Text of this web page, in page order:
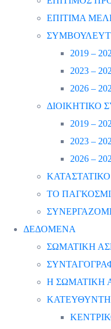
ΕΠΙΤΙΜΑ
2019 –
2023 –
2026 –
ΔΙΟΙΚΗΤΙΚΟ
2019 –
2023 –
2026 –
ΚΑΤΑΣΤΑΤΙΚΟ
ΤΟ
ΔΕΔΟΜΕΝΑ
ΣΩΜΑΤΙΚΗ
Η ΣΩΜΑΤΙΚΗ